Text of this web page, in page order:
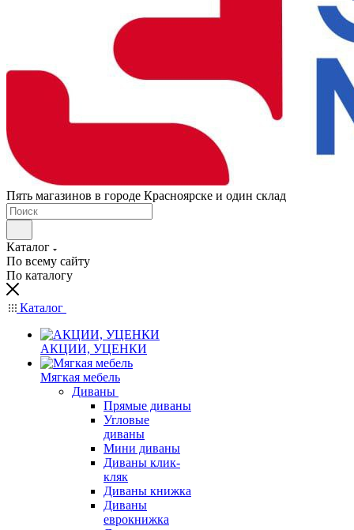
Пять магазинов в городе Красноярске и один склад
Каталог
По всему сайту
По каталогу
Каталог
АКЦИИ, УЦЕНКИ
Мягкая мебель
Диваны
Прямые диваны
Угловые
диваны
Мини диваны
Диваны клик-
кляк
Диваны книжка
Диваны
еврокнижка